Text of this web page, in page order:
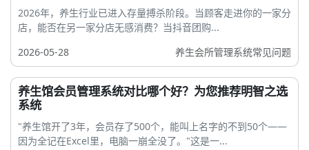
2026年，养生行业已进入存量搏杀阶段。当顾客走进你的一家分
店，能否在另一家分店无感消费？当抖音团购...
2026-05-28
养生会所管理系统常见问题
养生馆会员管理系统对比哪个好？为您推荐明智之选
系统
"养生馆开了3年，会员存了500个，能叫上名字的不到50个——
因为全记在Excel里，电脑一崩全没了。"这是一...